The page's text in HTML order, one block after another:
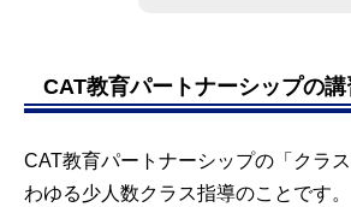
CAT教育パートナーシップの
CAT教育パートナーシップの「クラ
わゆる少人数クラス指導のことです。